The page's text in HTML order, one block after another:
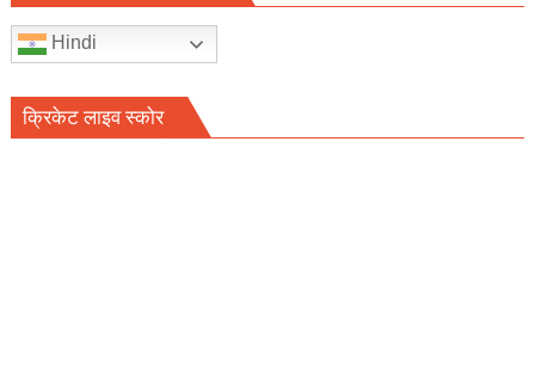
Hindi
क्रिकेट लाइव स्कोर